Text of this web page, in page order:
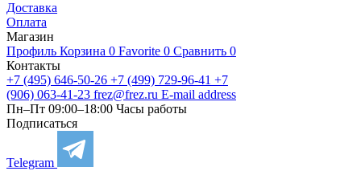
Доставка
Оплата
Магазин
Профиль Корзина 0 Favorite 0 Сравнить 0
Контакты
+7 (495) 646-50-26 +7 (499) 729-96-41 +7
(906) 063-41-23 frez@frez.ru E-mail address
Пн–Пт 09:00–18:00 Часы работы
Подписаться
Telegram